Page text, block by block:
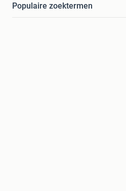
Populaire zoektermen